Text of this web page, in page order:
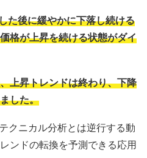
た後に緩やかに下落し続ける
格が上昇を続ける状態がダイ
上昇トレンドは終わり、下降
した。
クニカル分析とは逆行する動
ンドの転換を予測できる応用